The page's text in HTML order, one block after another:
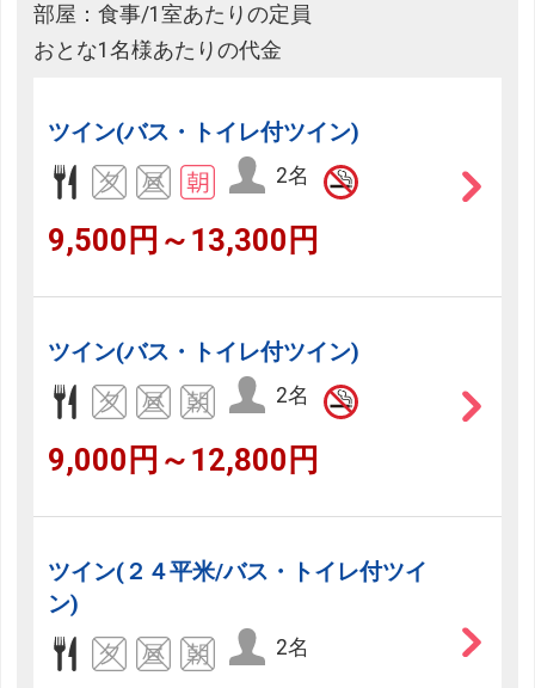
部屋：食事/1室あたりの定員
おとな1名様あたりの代金
ツイン(バス・トイレ付ツイン)
2名
9,500円～13,300円
ツイン(バス・トイレ付ツイン)
2名
9,000円～12,800円
ツイン(２４平米/バス・トイレ付ツイ
ン)
2名